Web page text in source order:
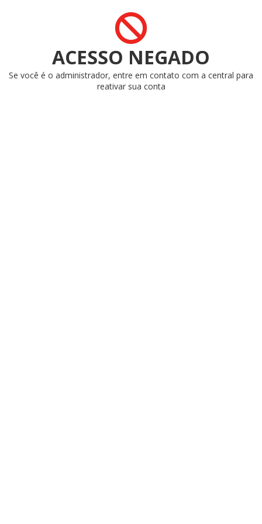
ACESSO NEGADO
Se você é o administrador, entre em contato com a central para
reativar sua conta